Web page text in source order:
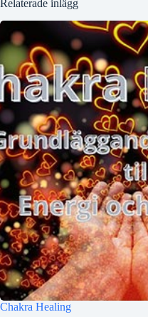
Relaterade inlägg
Chakra Healing